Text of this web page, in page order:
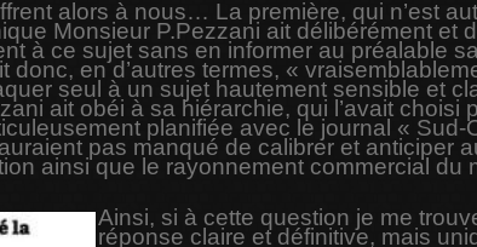
alors à nous… La première, qui n’est
Monsieur P.Pezzani ait délibérément et
à ce sujet sans en informer au préalable
donc, en d’autres termes, «
seul à un sujet hautement sensible et
ait obéi à sa hiérarchie, qui l’avait choisi
planifiée avec le journal «
pas manqué de calibrer et anticiper
ainsi que le rayonnement commercial
Ainsi, si à cette question je me
réponse claire et définitive, mais